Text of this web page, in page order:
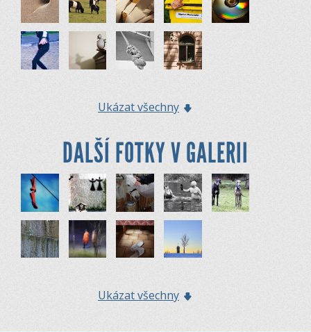
Ukázat všechny
DALŠÍ FOTKY V GALERII
Ukázat všechny